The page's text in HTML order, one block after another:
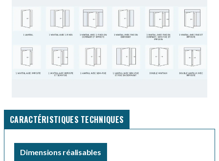
CARACTÉRISTIQUES TECHNIQUES
Dimensions réalisables